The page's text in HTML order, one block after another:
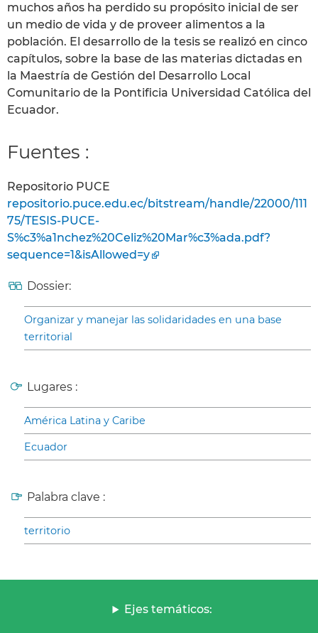
muchos años ha perdido su propósito inicial de ser
un medio de vida y de proveer alimentos a la
población. El desarrollo de la tesis se realizó en cinco
capítulos, sobre la base de las materias dictadas en
la Maestría de Gestión del Desarrollo Local
Comunitario de la Pontificia Universidad Católica del
Ecuador.
Fuentes :
Repositorio PUCE
repositorio.puce.edu.ec/bitstream/handle/22000/111
75/TESIS-PUCE-
S%c3%a1nchez%20Celiz%20Mar%c3%ada.pdf?
sequence=1&isAllowed=y
Dossier:
Organizar y manejar las solidaridades en una base
territorial
Lugares :
América Latina y Caribe
Ecuador
Palabra clave :
territorio
Ejes temáticos: